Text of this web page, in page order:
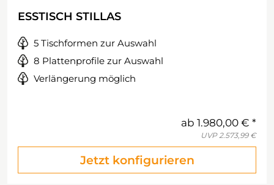
ESSTISCH STILLAS
5 Tischformen zur Auswahl
8 Plattenprofile zur Auswahl
Verlängerung möglich
ab 1.980,00 €
UVP 2.573,99 €
Jetzt konfigurieren